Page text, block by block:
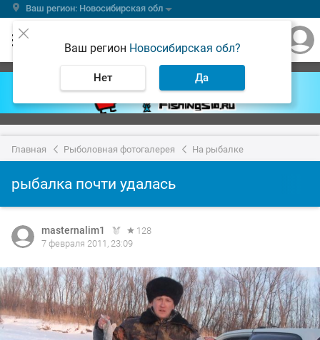
Ваш регион: Новосибирская обл
Ваш регион Новосибирская обл?
Нет Да
Главная Рыболовная фотогалерея На рыбалке
рыбалка почти удалась
masternalim1
128
7 февраля 2011, 23:09